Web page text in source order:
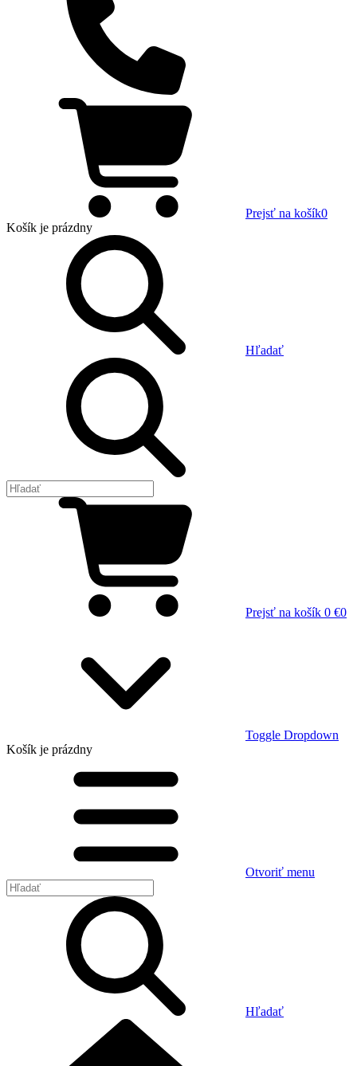
Prejsť na košík0
Košík je prázdny
Hľadať
Prejsť na košík 0 €0
Toggle Dropdown
Košík je prázdny
Otvoriť menu
Hľadať